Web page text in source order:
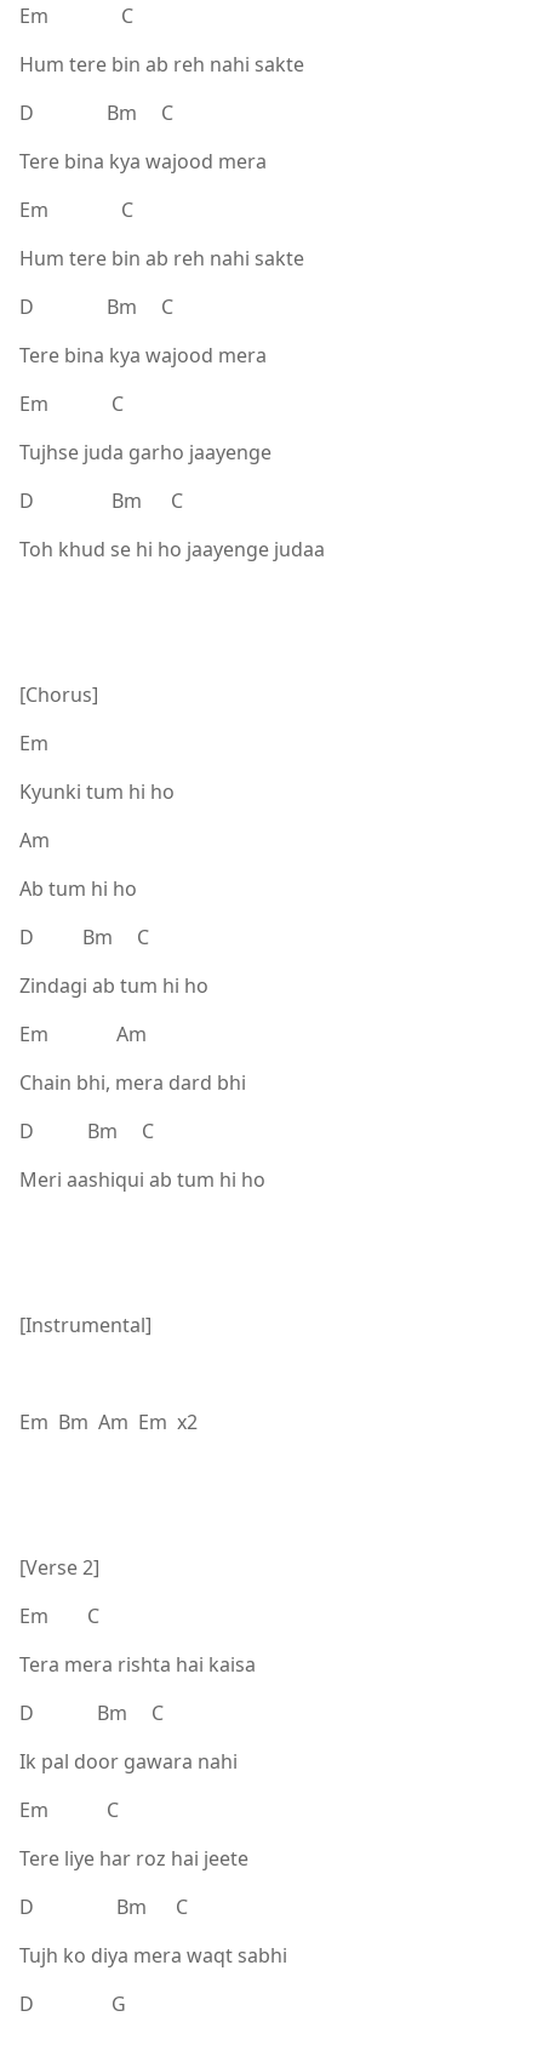
Em C
Hum tere bin ab reh nahi sakte
D Bm C
Tere bina kya wajood mera
Em C
Hum tere bin ab reh nahi sakte
D Bm C
Tere bina kya wajood mera
Em C
Tujhse juda garho jaayenge
D Bm C
Toh khud se hi ho jaayenge judaa
[Chorus]
Em
Kyunki tum hi ho
Am
Ab tum hi ho
D Bm C
Zindagi ab tum hi ho
Em Am
Chain bhi, mera dard bhi
D Bm C
Meri aashiqui ab tum hi ho
[Instrumental]
Em Bm Am Em x2
[Verse 2]
Em C
Tera mera rishta hai kaisa
D Bm C
Ik pal door gawara nahi
Em C
Tere liye har roz hai jeete
D Bm C
Tujh ko diya mera waqt sabhi
D G